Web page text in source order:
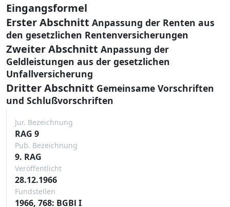
Eingangsformel
Erster Abschnitt Anpassung der Renten aus
den gesetzlichen Rentenversicherungen
Zweiter Abschnitt Anpassung der
Geldleistungen aus der gesetzlichen
Unfallversicherung
Dritter Abschnitt Gemeinsame Vorschriften
und Schlußvorschriften
Jur. Bezeichnung
RAG 9
Pub. Bezeichnung
9. RAG
Veröffentlicht
28.12.1966
Fundstellen
1966, 768: BGBl I